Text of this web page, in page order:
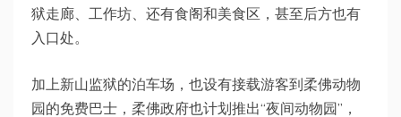
狱走廊、工作坊、还有食阁和美食区，甚至后方也有
入口处。
加上新山监狱的泊车场，也设有接载游客到柔佛动物
园的免费巴士，柔佛政府也计划推出“夜间动物园”，